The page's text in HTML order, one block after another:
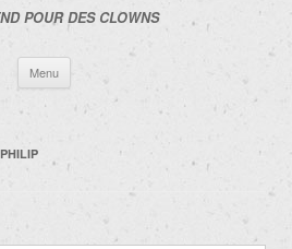
POUR DES CLOWNS
Menu
contenu
PHILIP